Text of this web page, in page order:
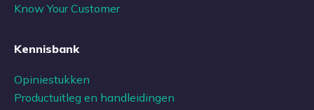
Know Your Customer
Kennisbank
Opiniestukken
Productuitleg en handleidingen